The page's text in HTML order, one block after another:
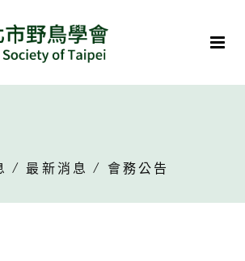
/ 最新消息 / 會務公告